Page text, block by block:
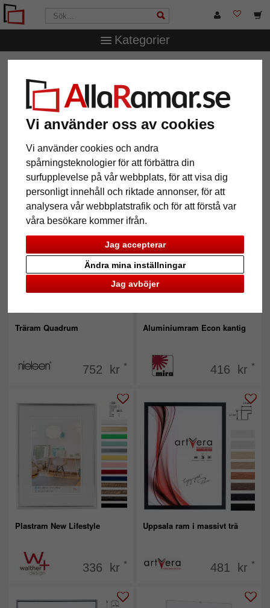
Vi använder oss av cookies
Vi använder cookies och andra
spårningsteknologier för att förbättra din
surfupplevelse på vår webbplats, för att visa dig
personligt innehåll och riktade annonser, för att
analysera vår webbplatstrafik och för att förstå var
våra besökare kommer ifrån.
Jag accepterar
Jag avböjer
Ändra mina inställningar
Kategorier
12 Artiklar Populärast
Grid
Träram Quadrum
752 kr *
Aluminiumram Econ kantig
416 kr *
Plastram New Lifestyle
336 kr *
Uppsala ram i massivt trä
481 kr *